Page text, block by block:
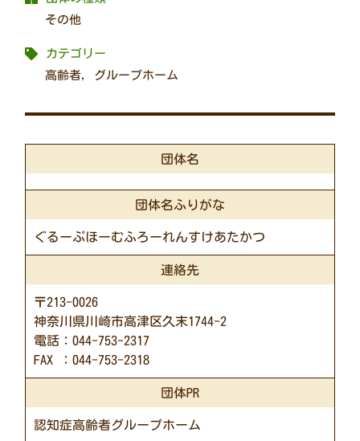
その他
カテゴリー
高齢者, グループホーム
団体名
団体名ふりがな
ぐるーぷほーむふろーれんすけあたかつ
連絡先
〒213-0026
神奈川県川崎市高津区久末1744-2
電話：044-753-2317
FAX ：044-753-2318
団体PR
認知症高齢者グループホーム